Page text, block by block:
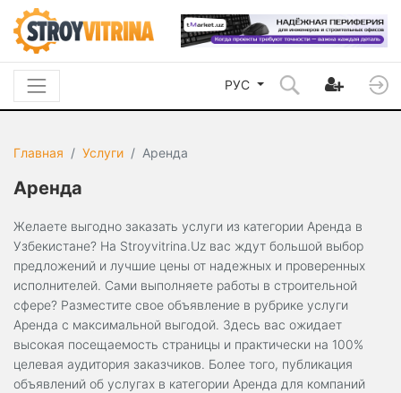
РУС
Главная Услуги Аренда
Аренда
Желаете выгодно заказать услуги из категории Аренда в
Узбекистане? На Stroyvitrina.Uz вас ждут большой выбор
предложений и лучшие цены от надежных и проверенных
исполнителей. Сами выполняете работы в строительной
сфере? Разместите свое объявление в рубрике услуги
Аренда с максимальной выгодой. Здесь вас ожидает
высокая посещаемость страницы и практически на 100%
целевая аудитория заказчиков. Более того, публикация
объявлений об услугах в категории Аренда для компаний